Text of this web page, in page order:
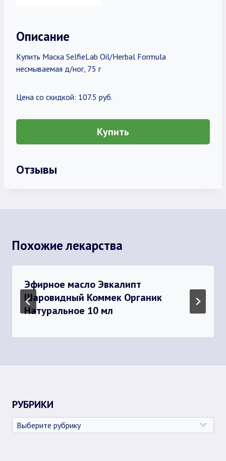
Описание
Купить Маска SelfieLab Oil/Herbal Formula
несмываемая д/ног, 75 г
Цена со скидкой: 107.5 руб.
Купить
Отзывы
Похожие лекарства
Эфирное масло Эвкалипт
Шаровидный Коммек Органик
Натуральное 10 мл
РУБРИКИ
Рубрики